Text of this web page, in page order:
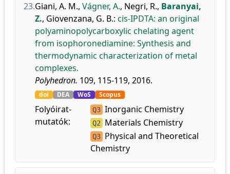
23.Giani, A. M., Vágner, A., Negri, R., Baranyai,
Z., Giovenzana, G. B.: cis-IPDTA: an original
polyaminopolycarboxylic chelating agent
from isophoronediamine: Synthesis and
thermodynamic characterization of metal
complexes.
Polyhedron. 109, 115-119, 2016.
doi DEA WoS Scopus
Folyóirat-
mutatók:
Q3 Inorganic Chemistry
Q2 Materials Chemistry
Q3 Physical and Theoretical
Chemistry